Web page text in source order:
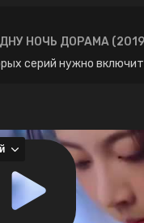
НОЧЬ ДОРАМА
серий нужно